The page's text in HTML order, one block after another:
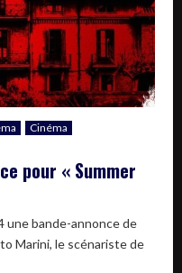
Cinéma
pour « Summer
une bande-annonce de
Marini, le scénariste de